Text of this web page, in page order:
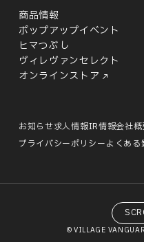
商品情報
ポップアップイベント
ヒマつぶし
ヴィレヴァンセレクト
オンラインストア
お知らせ求人情報IR情報会社概
プライバシーポリシーよくある
© VILLAGE